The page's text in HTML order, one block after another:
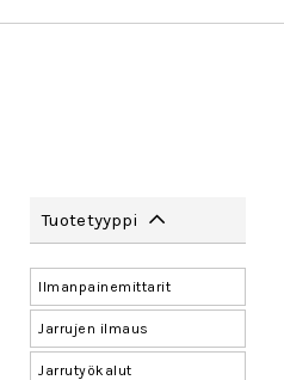
Tuotetyyppi
Ilmanpainemittarit
Jarrujen ilmaus
Jarrutyökalut